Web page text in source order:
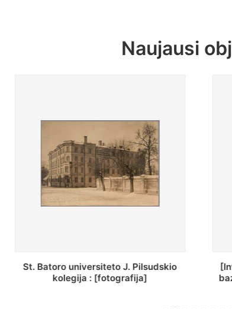
Naujausi
[Inventorius ir duomenys apie Selcų
bazilijonų vienuolyną, Rečycos pav.]